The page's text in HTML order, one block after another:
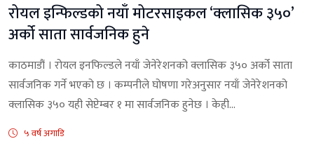
रोयल इन्फिल्डको नयाँ मोटरसाइकल ‘क्लासिक ३५०’
अर्को साता सार्वजनिक हुने
काठमाडौं । रोयल इनफिल्डले नयाँ जेनेरेशनको क्लासिक ३५० अर्को साता
सार्वजनिक गर्ने भएको छ । कम्पनीले घोषणा गरेअनुसार नयाँ जेनेरेशनको
क्लासिक ३५० यही सेप्टेम्बर १ मा सार्वजनिक हुनेछ । केही...
५ वर्ष अगाडि